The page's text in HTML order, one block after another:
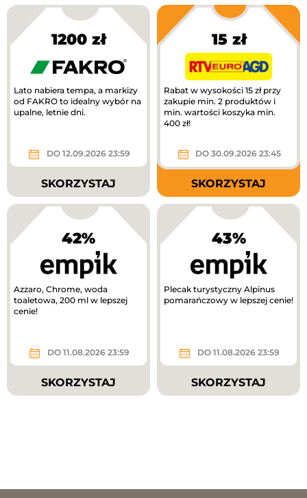
1200 zł
Lato nabiera tempa, a markizy
od FAKRO to idealny wybór na
upalne, letnie dni.
DO 12.09.2026 23:59
SKORZYSTAJ
15 zł
Rabat w wysokości 15 zł przy
zakupie min. 2 produktów i
min. wartości koszyka min.
400 zł!
DO 30.09.2026 23:45
SKORZYSTAJ
42%
Azzaro, Chrome, woda
toaletowa, 200 ml w lepszej
cenie!
DO 11.08.2026 23:59
SKORZYSTAJ
43%
Plecak turystyczny Alpinus
pomarańczowy w lepszej cenie!
DO 11.08.2026 23:59
SKORZYSTAJ